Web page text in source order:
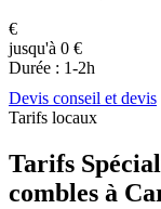
€
jusqu'à 0 €
Durée : 1-2h
Devis conseil et devis
Tarifs locaux
Tarifs
combles à